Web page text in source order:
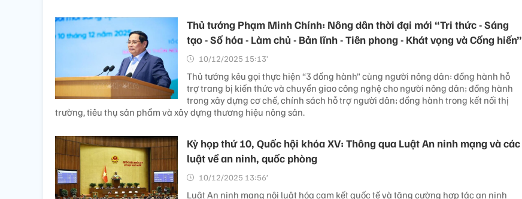
Thủ tướng Phạm Minh Chính: Nông dân thời đại mới “Tri thức - Sáng
tạo - Số hóa - Làm chủ - Bản lĩnh - Tiên phong - Khát vọng và Cống hiến”
10/12/2025 15:13’
Thủ tướng kêu gọi thực hiện “3 đồng hành” cùng người nông dân: đồng hành hỗ
trợ trang bị kiến thức và chuyển giao công nghệ cho người nông dân; đồng hành
trong xây dựng cơ chế, chính sách hỗ trợ người dân; đồng hành trong kết nối thị
trường, tiêu thụ sản phẩm và xây dựng thương hiệu nông sản.
Kỳ họp thứ 10, Quốc hội khóa XV: Thông qua Luật An ninh mạng và các
luật về an ninh, quốc phòng
10/12/2025 13:56’
Luật An ninh mạng nội luật hóa cam kết quốc tế và tăng cường hợp tác an ninh